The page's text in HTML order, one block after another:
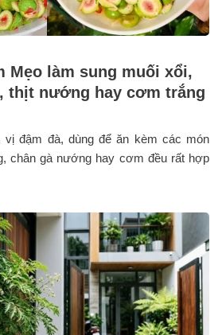
Mẹo làm sung muối xổi,
thịt nướng hay cơm trắng
vị đậm đà, dùng để ăn kèm các món
chân gà nướng hay cơm đều rất hợp